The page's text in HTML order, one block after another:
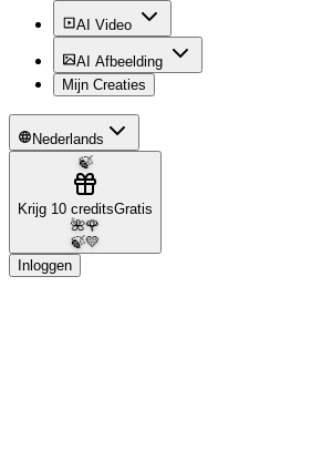
AI Video
AI Afbeelding
Mijn Creaties
Nederlands
🍃
Krijg 10 creditsGratis
🌺🌹
🍃💛
Inloggen